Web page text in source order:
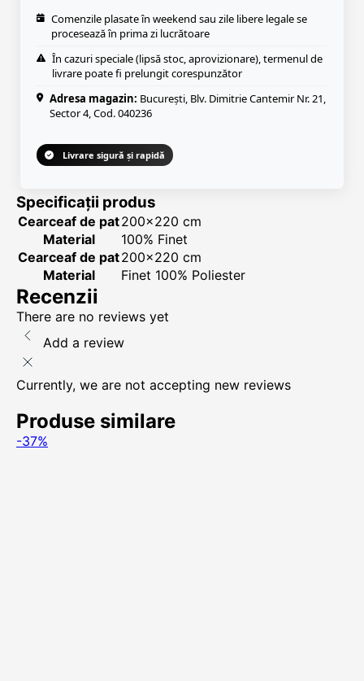
Comenzile plasate în weekend sau zile libere legale se
procesează în prima zi lucrătoare
În cazuri speciale (lipsă stoc, aprovizionare), termenul de
livrare poate fi prelungit corespunzător
Adresa magazin: București, Blv. Dimitrie Cantemir Nr. 21,
Sector 4, Cod. 040236
Livrare sigură și rapidă
Specificații produs
Cearceaf de pat200x220 cm
Material
100% Finet
Cearceaf de pat200x220 cm
Material
Finet 100% Poliester
Recenzii
There are no reviews yet
Add a review
Currently, we are not accepting new reviews
Produse similare
-37%